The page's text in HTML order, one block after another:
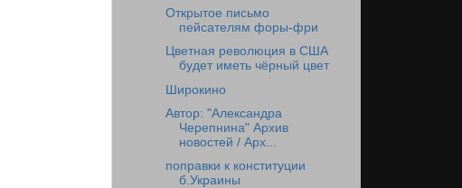
Открытое письмо
пейсателям форы-фри
Цветная революция в США
будет иметь чёрный цвет
Широкино
Автор: "Александра
Черепнина" Архив
новостей / Арх...
поправки к конституции
б.Украины